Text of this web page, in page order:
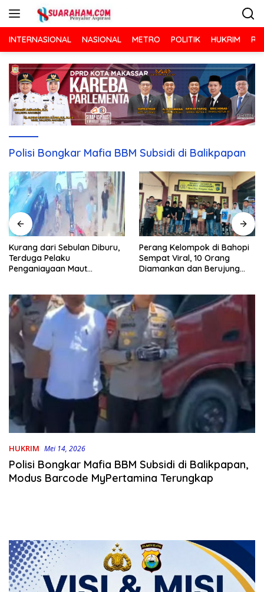
INTERNASIONAL NASIONAL METRO POLITIK HUKRIM
Polisi Bongkar Mafia BBM Subsidi di Balikpapan
Kurang dari Sebulan Diburu,
Terduga Pelaku
Penganiayaan Maut
Perang Kelompok di Bahopi
Sempat Viral, 10 Orang
Diamankan dan Berujung
HUKRIM Mei 14, 2026
Polisi Bongkar Mafia BBM Subsidi di Balikpapan,
Modus Barcode MyPertamina Terungkap